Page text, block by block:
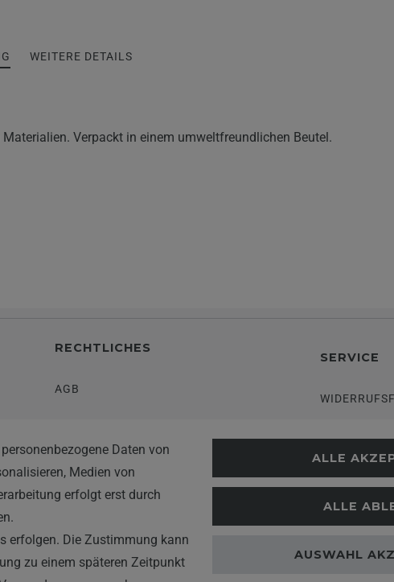
WEITERE DETAILS
Verpackt in einem umweltfreundlichen Beutel.
RECHTLICHES
AGB
IMPRESSUM
HINWEISE ZUM ELEKTROGESETZ
SERVICE
Daten von
Medien von
erfolgt erst durch
erfolgen. Die Zustimmung kann
zu einem späteren Zeitpunkt
ALLE
ALLE
AUSWAHL